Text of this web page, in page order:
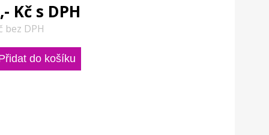
Kč s DPH
bez DPH